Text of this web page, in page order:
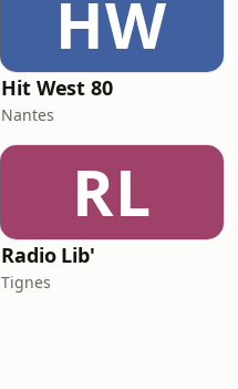
HW
Hit West 80
Nantes
RL
Radio Lib'
Tignes